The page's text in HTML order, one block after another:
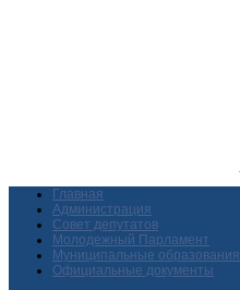
Главная
Администрация
Совет депутатов
Молодежный Парламент
Муниципальные образования
Официальные документы